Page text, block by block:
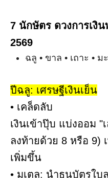
7 นักษัตร ดวงการเงิ
2569
ฉลู • ขาล • เถาะ • ม
ปีฉลู: เศรษฐีเงินเย็น
• เคล็ดลับ
เงินเข้าปุ๊บ แบ่งออม
ลงท้ายด้วย 8 หรือ 9)
เพิ่มขึ้น
• มูเตลู: นำธนบัตรใบ